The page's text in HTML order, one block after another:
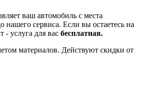
ваш автомобиль с места
нашего сервиса. Если вы остаетесь на
- услуга для вас бесплатная.
материалов. Действуют скидки от